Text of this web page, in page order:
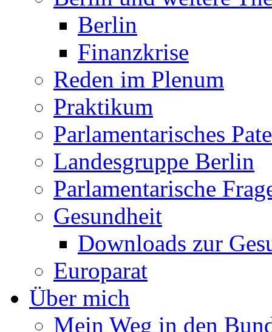
Berlin
Finanzkrise
Reden im Plenum
Praktikum
Parlamentarisches
Landesgruppe Berlin
Parlamentarische
Gesundheit
Downloads zur
Europarat
Über mich
Mein Weg in den